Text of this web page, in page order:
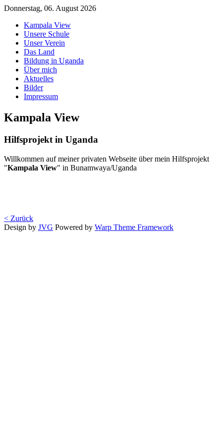
Donnerstag, 06. August 2026
Kampala View
Unsere Schule
Unser Verein
Das Land
Bildung in Uganda
Über mich
Aktuelles
Bilder
Impressum
Kampala View
Hilfsprojekt in Uganda
Willkommen auf meiner privaten Webseite über mein Hilfsprojekt
"Kampala View" in Bunamwaya/Uganda
< Zurück
Design by JVG Powered by Warp Theme Framework